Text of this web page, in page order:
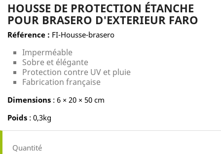
HOUSSE DE PROTECTION ÉTANCHE
POUR BRASERO D'EXTERIEUR FARO
Référence : FI-Housse-brasero
Imperméable
Sobre et élégante
Protection contre UV et pluie
Fabrication française
Dimensions : 6 × 20 × 50 cm
Poids : 0,3kg
Quantité